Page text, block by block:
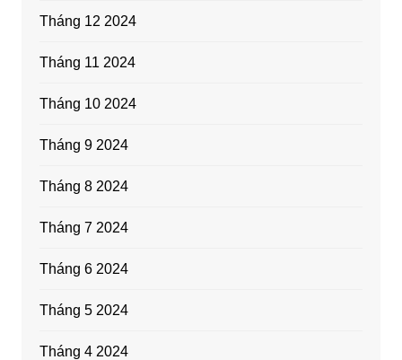
Tháng 12 2024
Tháng 11 2024
Tháng 10 2024
Tháng 9 2024
Tháng 8 2024
Tháng 7 2024
Tháng 6 2024
Tháng 5 2024
Tháng 4 2024